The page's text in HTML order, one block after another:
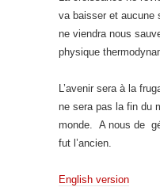
va baisser et aucune
ne viendra nous
physique
L’avenir sera à la
ne sera pas la fin du
monde. A nous de
fut l’ancien.
English version